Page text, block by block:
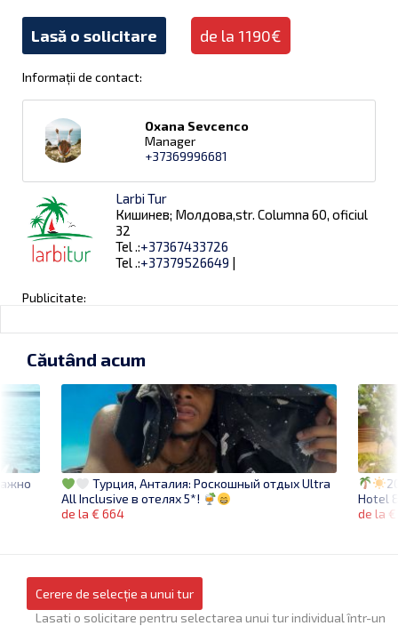
Lasă o solicitare de la 1190€
Informații de contact:
Oxana Sevcenco
Manager
+37369996681
Larbi Tur
Кишинев; Молдова,str. Columna 60, oficiul
32
Tel .:+37367433726
Tel .:+37379526649 |
Publicitate:
Hotel
de la
Căutând acum
Турция, Анталия: Роскошный отдых Ultra
All Inclusive в отелях 5*!
de la € 664
Cerere de selecție a unui tur
Lasati o solicitare pentru selectarea unui tur individual într-un